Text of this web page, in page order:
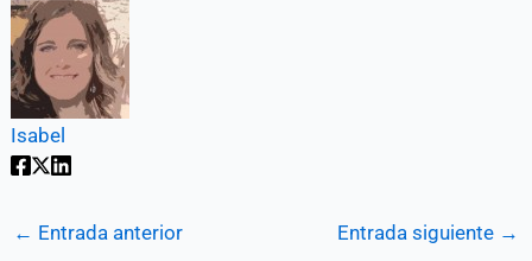
Isabel
← Entrada anterior Entrada siguiente →